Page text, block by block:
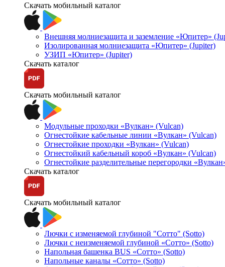
Скачать мобильный каталог
Внешняя молниезащита и заземление «Юпитер»
Изолированная молниезащита «Юпитер» (Jupiter)
УЗИП «Юпитер» (Jupiter)
Скачать каталог
Скачать мобильный каталог
Модульные проходки «Вулкан» (Vulcan)
Огнестойкие кабельные линии «Вулкан» (Vulcan)
Огнестойкие проходки «Вулкан» (Vulcan)
Огнестойкий кабельный короб «Вулкан» (Vulcan)
Огнестойкие разделительные перегородки
Скачать каталог
Скачать мобильный каталог
Лючки с изменяемой глубиной "Сотто" (Sotto)
Лючки с неизменяемой глубиной «Сотто» (Sotto)
Напольная башенка BUS «Сотто» (Sotto)
Напольные каналы «Сотто» (Sotto)